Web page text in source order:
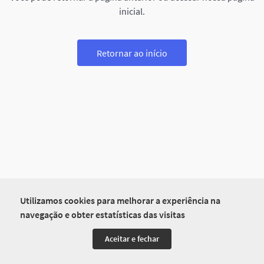
Utilizamos cookies para melhorar a experiência na
navegação e obter estatísticas das visitas
Aceitar e fechar
inicial.
Retornar ao início